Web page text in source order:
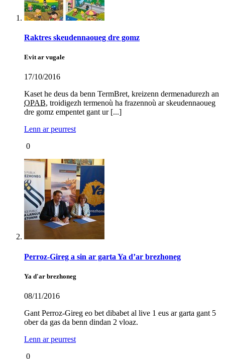
Raktres skeudennaoueg dre gomz
Evit ar vugale
17/10/2016
Kaset he deus da benn TermBret, kreizenn dermenadurezh an
OPAB, troidigezh termenoù ha frazennoù ar skeudennaoueg
dre gomz empentet gant ur [...]
Lenn ar peurrest
0
Perroz-Gireg a sin ar garta Ya d’ar brezhoneg
Ya d'ar brezhoneg
08/11/2016
Gant Perroz-Gireg eo bet dibabet al live 1 eus ar garta gant 5
ober da gas da benn dindan 2 vloaz.
Lenn ar peurrest
0